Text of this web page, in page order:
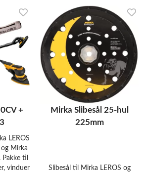
+
LEROS
Mirka
til
vinduer
Mirka Slibesål 25-hul
225mm
Slibesål til Mirka LEROS og